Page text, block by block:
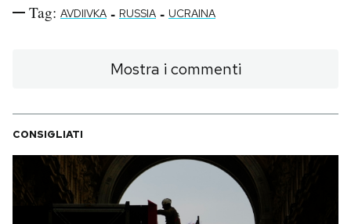
Tag: AVDIIVKA - RUSSIA - UCRAINA
Mostra i commenti
CONSIGLIATI